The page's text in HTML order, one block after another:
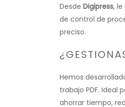
Desde Digipress,
de control de
preciso.
Hemos
trabajo PDF.
ahorrar tiempo,